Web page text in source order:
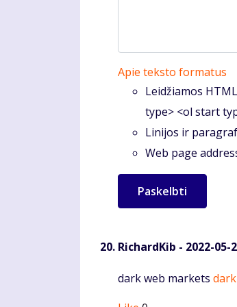
Apie teksto formatus
Leidžiamos
type> <ol start
Linijos ir
Web page
RichardKib - 2022-05-
Komentaras
dark web markets